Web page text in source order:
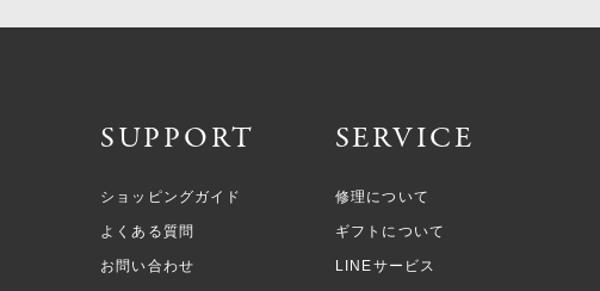
SUPPORT
ショッピングガイド
よくある質問
お問い合わせ
SERVICE
修理について
ギフトについて
LINEサービス